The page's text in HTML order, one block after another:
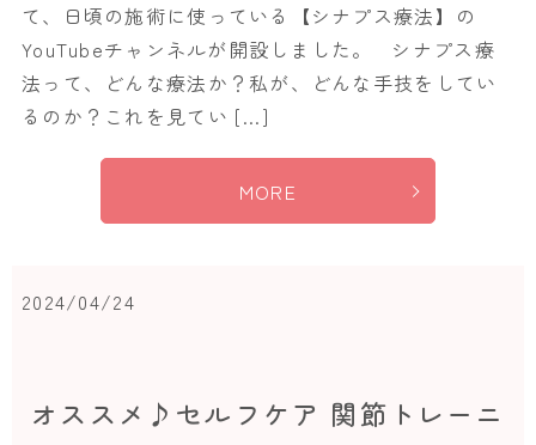
て、日頃の施術に使っている【シナプス療法】の
YouTubeチャンネルが開設しました。 シナプス療
法って、どんな療法か？私が、どんな手技をしてい
るのか？これを見てい […]
MORE
2024/04/24
オススメ♪セルフケア 関節トレーニ